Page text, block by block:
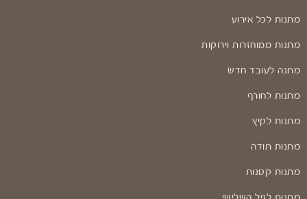
מתנות לכל אירוע
מתנות ממוחזרות וירוקות
מתנה לעובד חדש
מתנות לחורף
מתנות לקיץ
מתנות תודה
מתנות קטנות